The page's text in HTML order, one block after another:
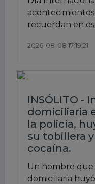
recuerdan en
2026-08-08 17:19:21
INSÓLITO -
domiciliaria
la policía,
su tobillera
cocaína.
Un hombre
domiciliaria